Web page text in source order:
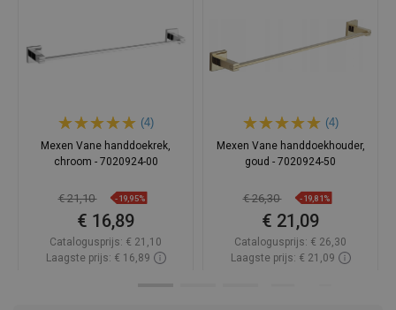
(4)
Mexen Vane handdoekrek,
chroom - 7020924-00
€ 21,10 -19,95%
€ 16,89
Catalogusprijs: € 21,10
Laagste prijs: € 16,89
(4)
Mexen Vane handdoekhouder,
goud - 7020924-50
€ 26,30 -19,81%
€ 21,09
Catalogusprijs: € 26,30
Laagste prijs: € 21,09